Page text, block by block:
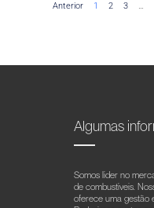
Anterior 1 2 3 …
Algumas
Somos líder no
de combustíveis.
oferece uma gestão